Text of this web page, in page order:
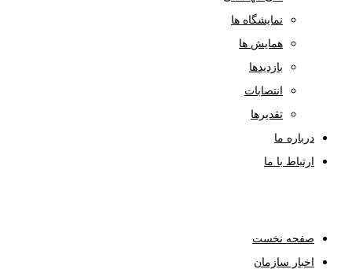
نمایشگاه ها
همایش ها
بازدیدها
انتصابات
تقدیرها
درباره ما
ارتباط با ما
صفحه نخست
اخبار سازمان